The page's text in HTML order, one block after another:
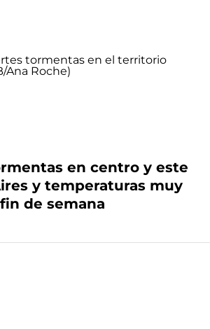
en centro y este
y temperaturas muy
de semana